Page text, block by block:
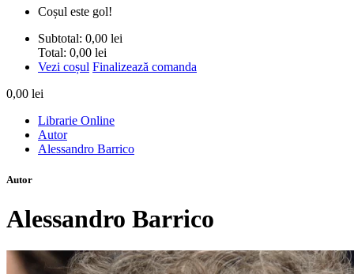
Coșul este gol!
Subtotal: 0,00 lei
Total: 0,00 lei
Vezi coșul Finalizează comanda
0,00 lei
Librarie Online
Autor
Alessandro Barrico
Autor
Alessandro Barrico